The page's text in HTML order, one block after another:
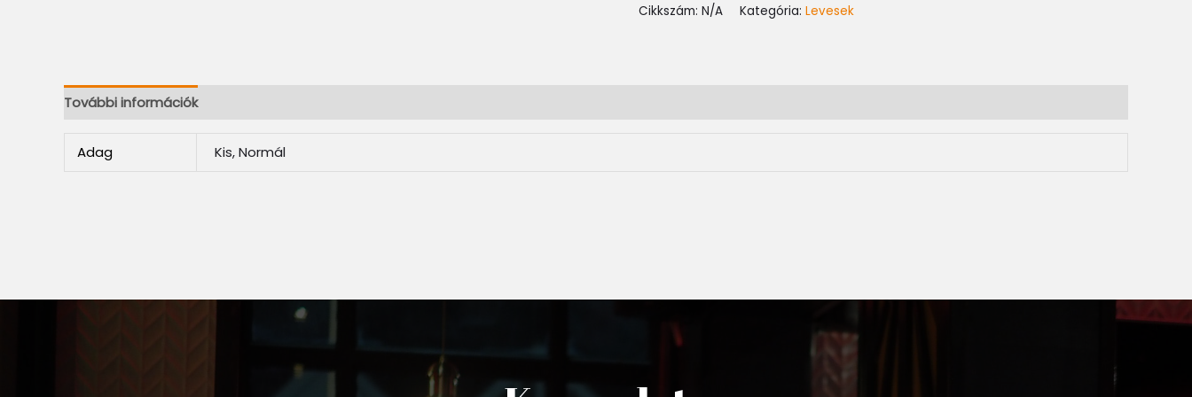
Cikkszám: N/A Kategória: Levesek
További információk
Adag Kis, Normál